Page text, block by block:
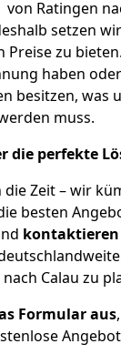
Ratingen
setzen
Preise zu
haben
besitzen, was
muss.
die perfekte
die Zeit – wir
besten
kontaktieren
Calau zu
Formular aus